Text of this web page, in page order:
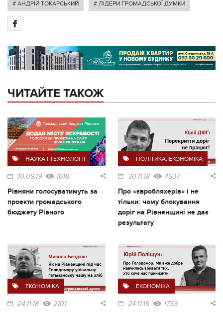
# АНДРІЙ ТОКАРСЬКИЙ # ЛІДЕРИ ГРОМАДСЬКОЇ ДУМКИ
ЧИТАЙТЕ ТАКОЖ
НАУКА І ТЕХНОЛОГІЇ
10.09.19 1618
Рівняни голосуватимуть за
проекти громадського
бюджету Рівного
ПОЛІТИКА, ЕКОНОМІКА
30.11.18 4637
Про «євробляхерів» і не
тільки: чому блокування
доріг на Рівненщині не дає
результату
ЕКОНОМІКА
24.11.18 2101
ЕКОНОМІКА
24.11.18 1753